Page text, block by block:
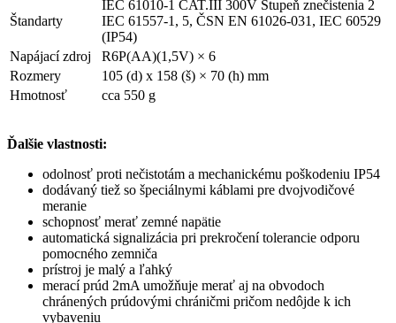
Štandarty
IEC 61010-1 CAT.III 300V Stupeň znečistenia 2
IEC 61557-1, 5, ČSN EN 61026-031, IEC 60529
(IP54)
Napájací zdroj
R6P(AA)(1,5V) × 6
Rozmery
105 (d) x 158 (š) × 70 (h) mm
Hmotnosť
cca 550 g
Ďalšie vlastnosti:
odolnosť proti nečistotám a mechanickému poškodeniu IP54
dodávaný tiež so špeciálnymi káblami pre dvojvodičové
meranie
schopnosť merať zemné napätie
automatická signalizácia pri prekročení tolerancie odporu
pomocného zemniča
prístroj je malý a ľahký
merací prúd 2mA umožňuje merať aj na obvodoch
chránených prúdovými chráničmi pričom nedôjde k ich
vybaveniu